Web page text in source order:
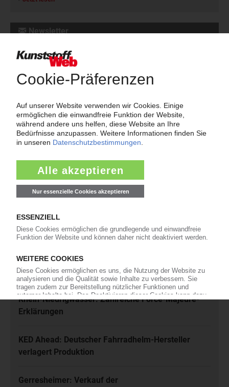
Newsletter
Die wichtigsten Nachrichten und Neuigkeiten aus der
Kunststoffbranche – jeden Tag brandaktuell!
Ich habe dieDatenschutzbestimmungen
und akzeptiere diese.
Karl Hess: Automobilzulieferer ist insolvent
Rhein-Niedrigwasser: Zahlreiche Force-Majeure-
Erklärungen
KED Ahead: Deutscher Fahrradhelm-Hersteller
verlagert Produktion
Gerresheimer: Verkauf der